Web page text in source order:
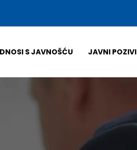
S JAVNOŠĆU JAVNI POZIVI